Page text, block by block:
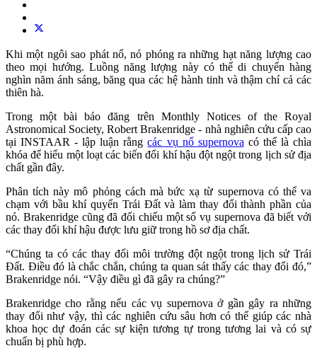
Khi một ngôi sao phát nổ, nó phóng ra những hạt năng lượng cao
theo mọi hướng. Luồng năng lượng này có thể di chuyển hàng
nghìn năm ánh sáng, băng qua các hệ hành tinh và thậm chí cả các
thiên hà.
Trong một bài báo đăng trên Monthly Notices of the Royal
Astronomical Society, Robert Brakenridge - nhà nghiên cứu cấp cao
tại INSTAAR - lập luận rằngcác vụ nổ supernova có thể là chìa
khóa để hiểu một loạt các biến đổi khí hậu đột ngột trong lịch sử địa
chất gần đây.
Phân tích này mô phỏng cách mà bức xạ từ supernova có thể va
chạm với bầu khí quyển Trái Đất và làm thay đổi thành phần của
nó. Brakenridge cũng đã đối chiếu một số vụ supernova đã biết với
các thay đổi khí hậu được lưu giữ trong hồ sơ địa chất.
“Chúng ta có các thay đổi môi trường đột ngột trong lịch sử Trái
Đất. Điều đó là chắc chắn, chúng ta quan sát thấy các thay đổi đó,”
Brakenridge nói. “Vậy điều gì đã gây ra chúng?”
Brakenridge cho rằng nếu các vụ supernova ở gần gây ra những
thay đổi như vậy, thì các nghiên cứu sâu hơn có thể giúp các nhà
khoa học dự đoán các sự kiện tương tự trong tương lai và có sự
chuẩn bị phù hợp.